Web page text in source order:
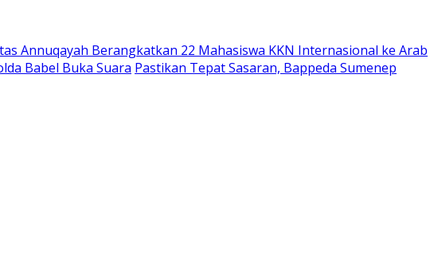
Annuqayah Berangkatkan 22 Mahasiswa KKN Internasional ke Arab
Babel Buka Suara Pastikan Tepat Sasaran, Bappeda Sumenep